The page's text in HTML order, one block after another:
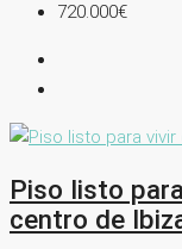
720.000€
Piso listo
centro de